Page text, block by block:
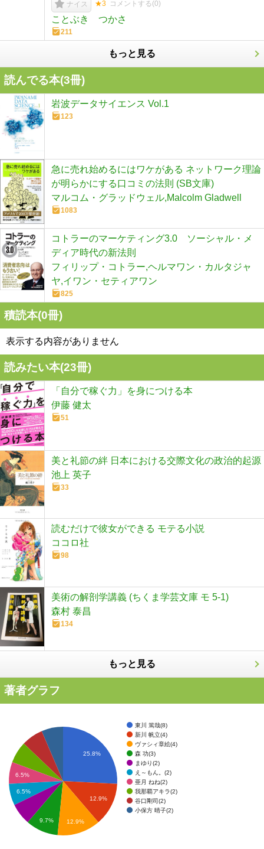
ナイス ★3 コメントする(0)
ことぶき つかさ
211
もっと見る
読んでる本(3冊)
岩波データサイエンス Vol.1
123
急に売れ始めるにはワケがある ネットワーク理論
が明らかにする口コミの法則 (SB文庫)
マルコム・グラッドウェル,Malcolm Gladwell
1083
コトラーのマーケティング3.0 ソーシャル・メ
ディア時代の新法則
フィリップ・コトラー,ヘルマワン・カルタジャ
ヤ,イワン・セティアワン
825
積読本(0冊)
表示する内容がありません
読みたい本(23冊)
「自分で稼ぐ力」を身につける本
伊藤 健太
51
美と礼節の絆 日本における交際文化の政治的起源
池上 英子
33
読むだけで彼女ができる モテる小説
ココロ社
98
美術の解剖学講義 (ちくま学芸文庫 モ 5-1)
森村 泰昌
134
もっと見る
著者グラフ
東川 篤哉(8)
新川 帆立(4)
ヴァシィ章絵(4)
森 功(3)
まゆり(2)
え～もん。(2)
亜月 ねね(2)
我那覇アキラ(2)
谷口剛司(2)
小保方 晴子(2)
25.8%
12.9%
6.5%
6.5%
9.7% 12.9%